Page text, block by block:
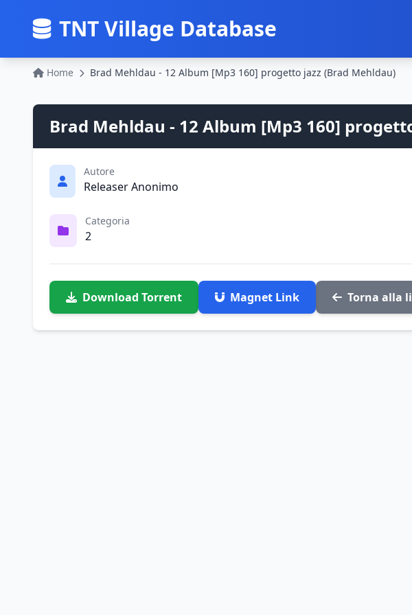
TNT Village Database
Home Brad Mehldau - 12 Album [Mp3 160] progetto jazz (Brad Mehldau)
Brad Mehldau - 12 Album [Mp3 160]
Autore
Releaser Anonimo
Categoria
2
Download Torrent Magnet Link Torna alla